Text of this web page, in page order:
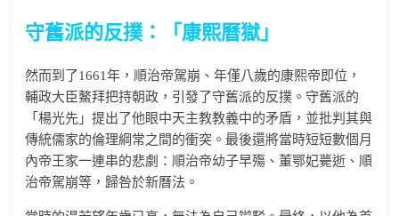
守舊派的反撲：「康熙曆獄」
然而到了1661年，順治帝駕崩、年僅八歲的康熙帝即位，
輔政大臣鰲拜把持朝政，引發了守舊派的反撲。守舊派的
「楊光先」提出了他眼中天主教教義中的矛盾，並批判其與
傳統儒家的倫理綱常之間的衝突。最後還將當時短短數個月
內帝王家一連串的悲劇：順治帝幼子早殤、董鄂妃薨逝、順
治帝駕崩等，歸咎於新曆法。